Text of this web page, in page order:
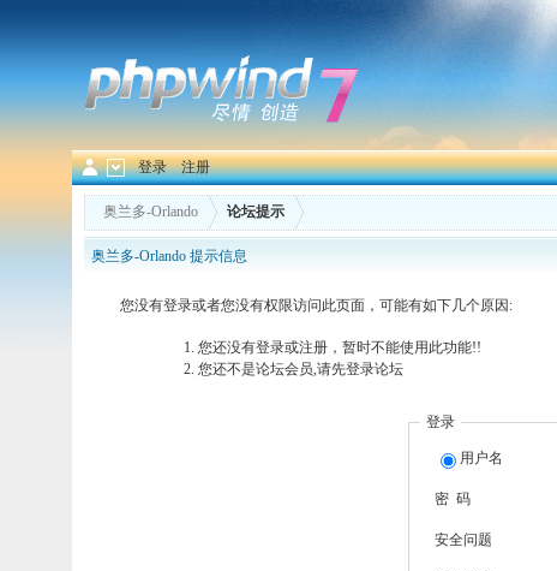
登录 注册
奥兰多-Orlando 论坛提示
奥兰多-Orlando 提示信息
您没有登录或者您没有权限访问此页面，可能有如下几个原因:
您还没有登录或注册，暂时不能使用此功能!!
您还不是论坛会员,请先登录论坛
登录
用户名
密 码
安全问题